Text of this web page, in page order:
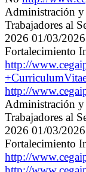
Administración y
Trabajadores al
2026 01/03/
Fortalecimiento
http://
http://
Administración y
Trabajadores al
2026 01/03/
Fortalecimiento
http://